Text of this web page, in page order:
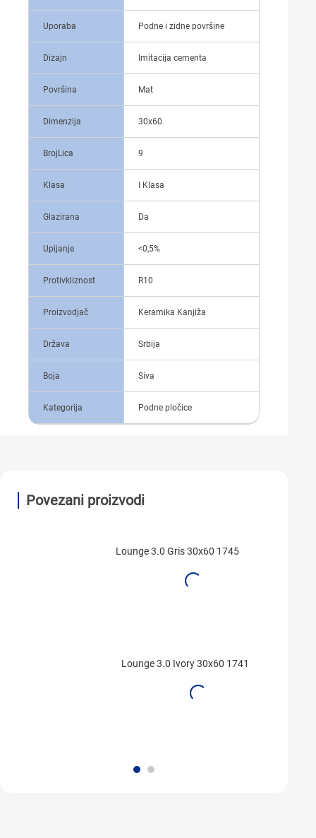
Uporaba Podne i zidne površine
Dizajn Imitacija cementa
Površina Mat
Dimenzija 30x60
BrojLica 9
Klasa I Klasa
Glazirana Da
Upijanje <0,5%
Protivkliznost R10
Proizvodjač Keramika Kanjiža
Država Srbija
Boja Siva
Kategorija Podne pločice
Povezani proizvodi
Lounge 3.0 Gris 30x60 1745
Lounge 3.0 Ivory 30x60 1741